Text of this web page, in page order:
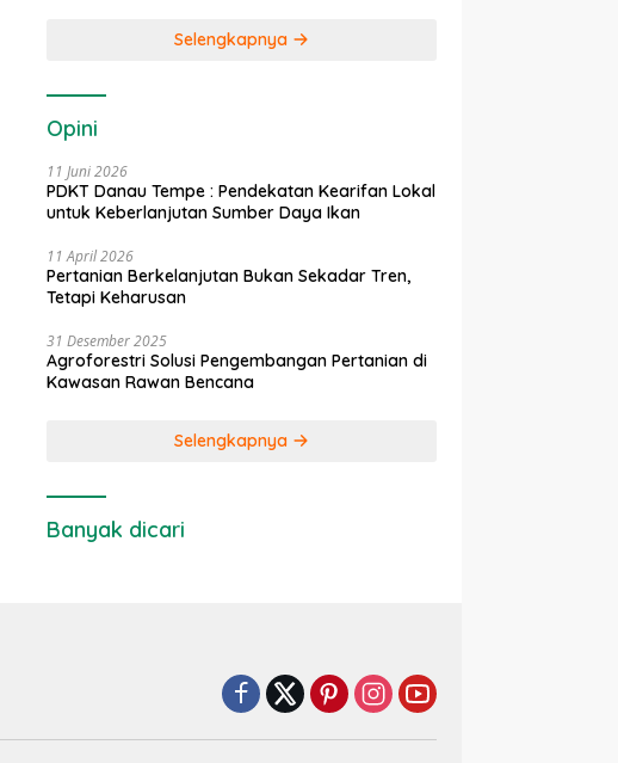
Selengkapnya
Opini
11 Juni 2026
PDKT Danau Tempe : Pendekatan Kearifan Lokal
untuk Keberlanjutan Sumber Daya Ikan
11 April 2026
Pertanian Berkelanjutan Bukan Sekadar Tren,
Tetapi Keharusan
31 Desember 2025
Agroforestri Solusi Pengembangan Pertanian di
Kawasan Rawan Bencana
Selengkapnya
Banyak dicari